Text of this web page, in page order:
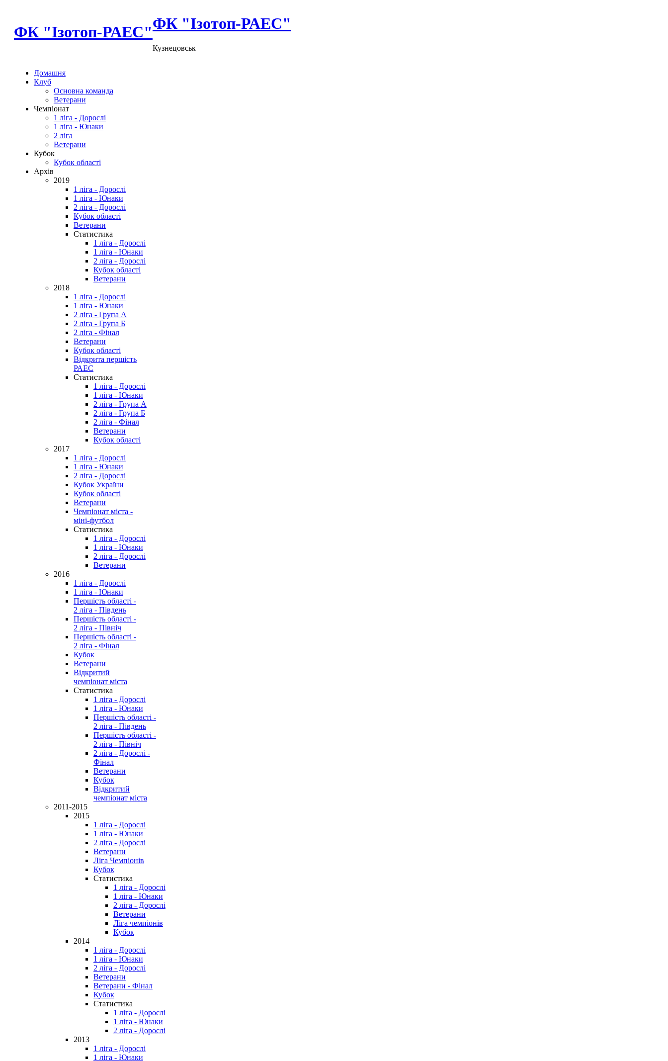
ФК "Ізотоп-РАЕС"ФК "Ізотоп-РАЕС"
Кузнецовськ
Домашня
Клуб
Основна команда
Ветерани
Чемпіонат
1 ліга - Дорослі
1 ліга - Юнаки
2 ліга
Ветерани
Кубок
Кубок області
Архів
2019
1 ліга - Дорослі
1 ліга - Юнаки
2 ліга - Дорослі
Кубок області
Ветерани
Статистика
1 ліга - Дорослі
1 ліга - Юнаки
2 ліга - Дорослі
Кубок області
Ветерани
2018
1 ліга - Дорослі
1 ліга - Юнаки
2 ліга - Група А
2 ліга - Група Б
2 ліга - Фінал
Ветерани
Кубок області
Відкрита першість
РАЕС
Статистика
1 ліга - Дорослі
1 ліга - Юнаки
2 ліга - Група А
2 ліга - Група Б
2 ліга - Фінал
Ветерани
Кубок області
2017
1 ліга - Дорослі
1 ліга - Юнаки
2 ліга - Дорослі
Кубок України
Кубок області
Ветерани
Чемпіонат міста -
міні-футбол
Статистика
1 ліга - Дорослі
1 ліга - Юнаки
2 ліга - Дорослі
Ветерани
2016
1 ліга - Дорослі
1 ліга - Юнаки
Першість області -
2 ліга - Південь
Першість області -
2 ліга - Північ
Першість області -
2 ліга - Фінал
Кубок
Ветерани
Відкритий
чемпіонат міста
Статистика
1 ліга - Дорослі
1 ліга - Юнаки
Першість області -
2 ліга - Південь
Першість області -
2 ліга - Північ
2 ліга - Дорослі -
Фінал
Ветерани
Кубок
Відкритий
чемпіонат міста
2011-2015
2015
1 ліга - Дорослі
1 ліга - Юнаки
2 ліга - Дорослі
Ветерани
Ліга Чемпіонів
Кубок
Статистика
1 ліга - Дорослі
1 ліга - Юнаки
2 ліга - Дорослі
Ветерани
Ліга чемпіонів
Кубок
2014
1 ліга - Дорослі
1 ліга - Юнаки
2 ліга - Дорослі
Ветерани
Ветерани - Фінал
Кубок
Статистика
1 ліга - Дорослі
1 ліга - Юнаки
2 ліга - Дорослі
2013
1 ліга - Дорослі
1 ліга - Юнаки